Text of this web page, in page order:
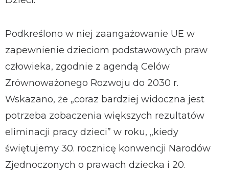
Podkreślono w niej zaangażowanie UE w
zapewnienie dzieciom podstawowych praw
człowieka, zgodnie z agendą Celów
Zrównoważonego Rozwoju do 2030 r.
Wskazano, że „coraz bardziej widoczna jest
potrzeba zobaczenia większych rezultatów
eliminacji pracy dzieci” w roku, „kiedy
świętujemy 30. rocznicę konwencji Narodów
Zjednoczonych o prawach dziecka i 20.